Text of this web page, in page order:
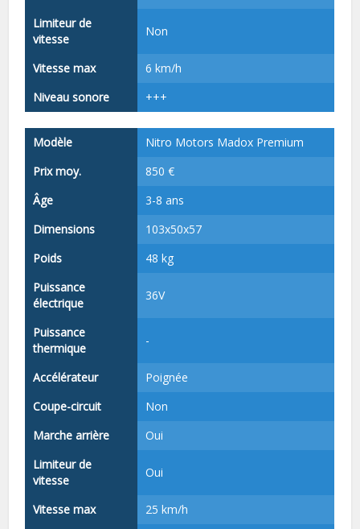
Limiteur de
vitesse
Non
Vitesse max
6 km/h
Niveau sonore
+++
Modèle
Nitro Motors Madox Premium
Prix moy.
850 €
Âge
3-8 ans
Dimensions
103x50x57
Poids
48 kg
Puissance
électrique
36V
Puissance
thermique
-
Accélérateur
Poignée
Coupe-circuit
Non
Marche arrière
Oui
Limiteur de
vitesse
Oui
Vitesse max
25 km/h